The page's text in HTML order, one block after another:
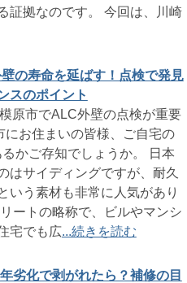
証拠なのです。 今回は、川崎
の寿命を延ばす！点検で発見
スのポイント
原市でALC外壁の点検が重要
にお住まいの皆様、ご自宅の
かご存知でしょうか。 日本
はサイディングですが、耐久
いう素材も非常に人気があり
ートの略称で、ビルやマンシ
宅でも広...続きを読む
劣化で剥がれたら？補修の目